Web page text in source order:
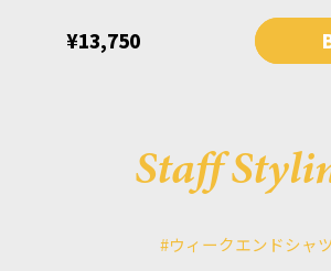
¥13,750
Staff
#ウィークエンドシャツ